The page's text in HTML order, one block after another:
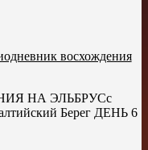
восхождения
НА ЭЛЬБРУСс
Берег ДЕНЬ 6